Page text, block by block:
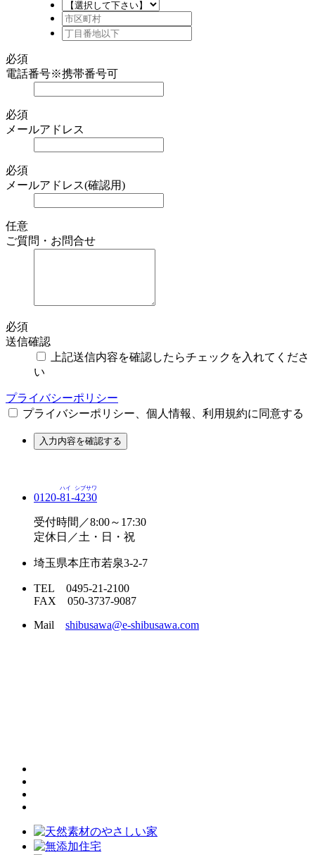
必須
電話番号※携帯番号可
必須
メールアドレス
必須
メールアドレス(確認用)
任意
ご質問・お問合せ
必須
送信確認
上記送信内容を確認したらチェックを入れてくださ
い
プライバシーポリシー
プライバシーポリシー、個人情報、利用規約に同意する
入力内容を確認する
0120-81
ハイ
-4230
シブサワ
受付時間／8:00～17:30
定休日／土・日・祝
埼玉県本庄市若泉3-2-7
TEL 0495-21-2100
FAX 050-3737-9087
Mail shibusawa@e-shibusawa.com